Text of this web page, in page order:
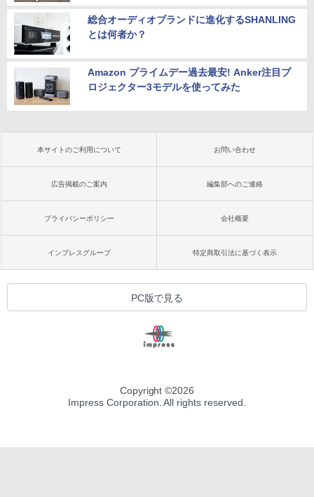
総合オーディオブランドに進化するSHANLING
とは何者か？
Amazon プライムデー過去最安! Anker注目プ
ロジェクター3モデルを使ってみた
本サイトのご利用について お問い合わせ
広告掲載のご案内 編集部へのご連絡
プライバシーポリシー 会社概要
インプレスグループ 特定商取引法に基づく表示
PC版で見る
Copyright ©2026
Impress Corporation. All rights reserved.